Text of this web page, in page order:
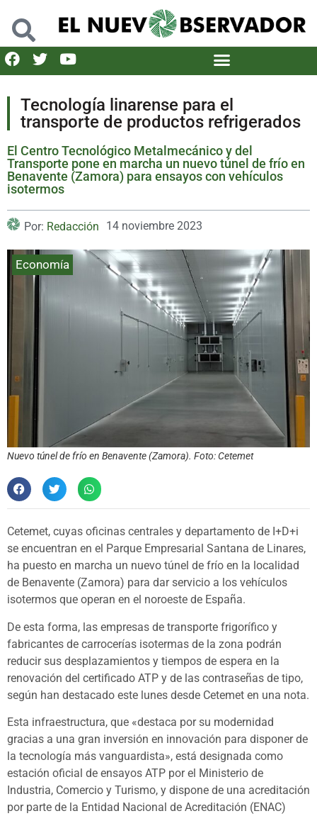
Tecnología linarense para el
transporte de productos refrigerados
El Centro Tecnológico Metalmecánico y del
Transporte pone en marcha un nuevo túnel de frío en
Benavente (Zamora) para ensayos con vehículos
isotermos
Por: Redacción 14 noviembre 2023
Economía
Nuevo túnel de frío en Benavente (Zamora). Foto: Cetemet
Cetemet, cuyas oficinas centrales y departamento de I+D+i
se encuentran en el Parque Empresarial Santana de Linares,
ha puesto en marcha un nuevo túnel de frío en la localidad
de Benavente (Zamora) para dar servicio a los vehículos
isotermos que operan en el noroeste de España.
De esta forma, las empresas de transporte frigorífico y
fabricantes de carrocerías isotermas de la zona podrán
reducir sus desplazamientos y tiempos de espera en la
renovación del certificado ATP y de las contraseñas de tipo,
según han destacado este lunes desde Cetemet en una nota.
Esta infraestructura, que «destaca por su modernidad
gracias a una gran inversión en innovación para disponer de
la tecnología más vanguardista», está designada como
estación oficial de ensayos ATP por el Ministerio de
Industria, Comercio y Turismo, y dispone de una acreditación
por parte de la Entidad Nacional de Acreditación (ENAC)